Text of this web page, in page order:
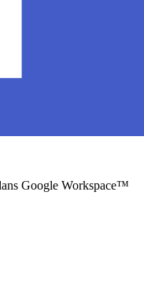
Google Workspace™